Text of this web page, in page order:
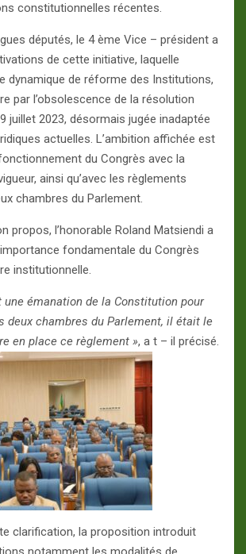
constitutionnelles récentes.
députés, le 4 ème Vice – président a
de cette initiative, laquelle
dynamique de réforme des Institutions,
par l’obsolescence de la résolution
juillet 2023, désormais jugée inadaptée
actuelles. L’ambition affichée est
du Congrès avec la
ainsi qu’avec les règlements
chambres du Parlement.
propos, l’honorable Roland Matsiendi a
fondamentale du Congrès
institutionnelle.
une émanation de la Constitution pour
deux chambres du Parlement, il était le
en place ce règlement », a t – il précisé.
clarification, la proposition introduit